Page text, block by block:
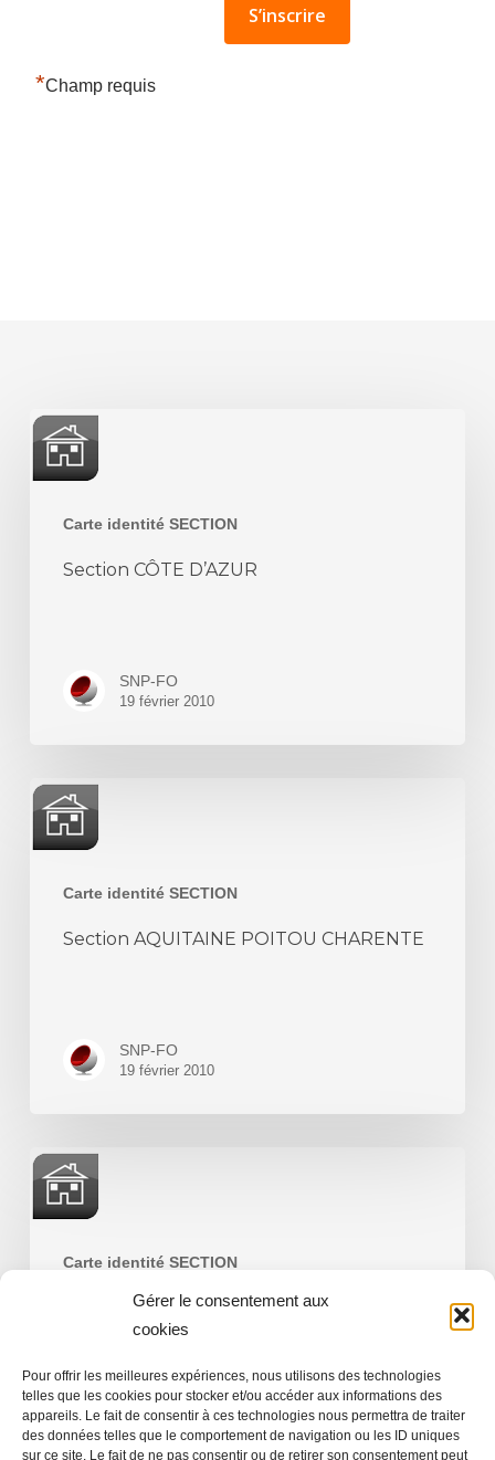
Gérer le consentement aux
cookies
Pour offrir les meilleures expériences, nous utilisons des technologies
telles que les cookies pour stocker et/ou accéder aux informations des
appareils. Le fait de consentir à ces technologies nous permettra de traiter
des données telles que le comportement de navigation ou les ID uniques
sur ce site. Le fait de ne pas consentir ou de retirer son consentement peut
*Champ requis
Carte identité SECTION
Section
CÔTE
D’AZUR
Section CÔTE D’AZUR
SNP-FO
19 février 2010
Carte identité SECTION
Section
AQUITAINE
POITOU
Section AQUITAINE POITOU CHARENTE
SNP-FO
19 février 2010
Carte identité SECTION
Section
CE
Section IT CE
SNP-FO
19 février 2010